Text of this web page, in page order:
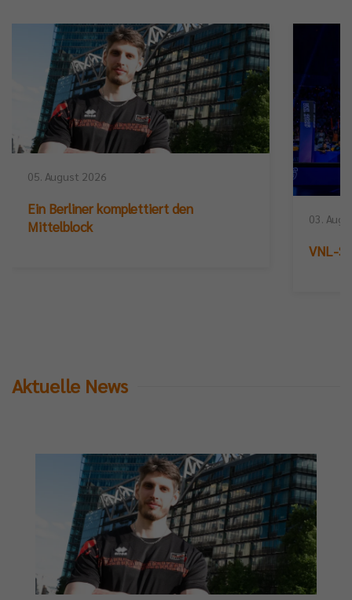
05. August 2026
Ein Berliner komplettiert den
Mittelblock
03.
VNL-
Aktuelle News